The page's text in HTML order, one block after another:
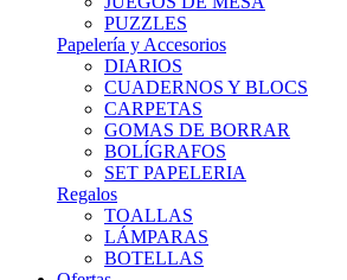
PUZZLES
Papelería y Accesorios
DIARIOS
CUADERNOS Y BLOCS
CARPETAS
GOMAS DE BORRAR
BOLÍGRAFOS
SET PAPELERIA
Regalos
TOALLAS
LÁMPARAS
BOTELLAS